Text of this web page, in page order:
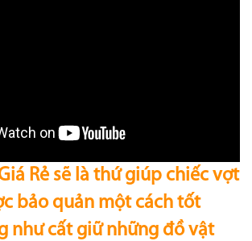
Rẻ sẽ là thứ giúp chiếc vợt
bảo quản một cách tốt
như cất giữ những đồ vật